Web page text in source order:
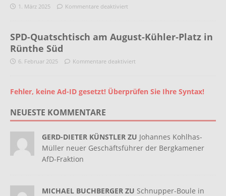
1. März 2025 Kommentare deaktiviert
SPD-Quatschtisch am August-Kühler-Platz in
Rünthe Süd
6. Februar 2025 Kommentare deaktiviert
Fehler, keine Ad-ID gesetzt! Überprüfen Sie Ihre Syntax!
NEUESTE KOMMENTARE
GERD-DIETER KÜNSTLER ZU Johannes Kohlhas-
Müller neuer Geschäftsführer der Bergkamener
AfD-Fraktion
MICHAEL BUCHBERGER ZU Schnupper-Boule in